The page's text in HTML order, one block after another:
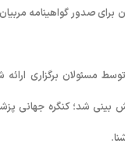
یکسان برای صدور گواهینامه
قهرمانی جهان شنای مسافت کوتاه ۲۰۱۶ وینزدور (کانادا) توسط مسئولان
در مینردو پیش بینی شد؛ کنگره جهانی